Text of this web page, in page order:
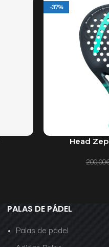
-37%
AÑADIR AL CARRITO
Head
200,00
PALAS DE PÁDEL
Palas de pádel